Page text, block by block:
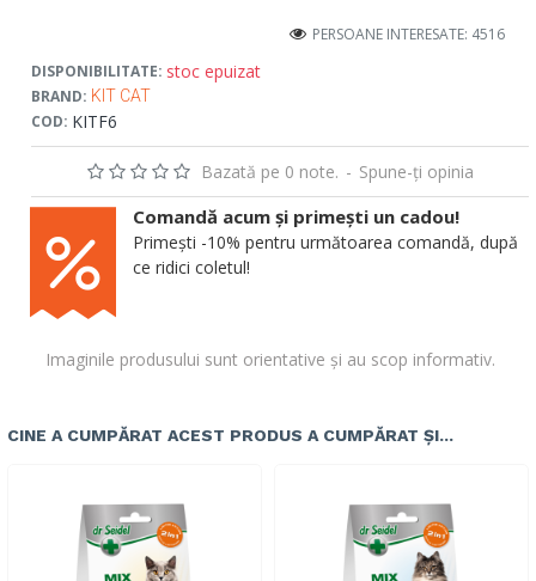
DISPONIBILITATE: stoc epuizat
BRAND: KIT CAT
COD: KITF6
PERSOANE INTERESATE: 4516
Bazată pe 0 note. - Spune-ţi opinia
Imaginile produsului sunt orientative și au scop informativ.
Comandă acum și primești un cadou!
Primești -10% pentru următoarea comandă, după
ce ridici coletul!
CINE A CUMPĂRAT ACEST PRODUS A CUMPĂRAT ȘI...